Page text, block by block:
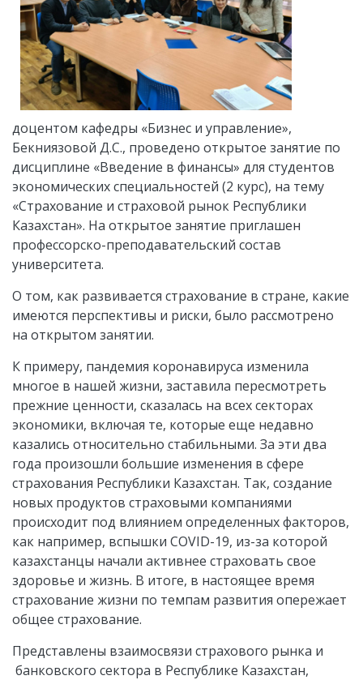
доцентом кафедры «Бизнес и управление»,
Бекниязовой Д.С., проведено открытое занятие по
дисциплине «Введение в финансы» для студентов
экономических специальностей (2 курс), на тему
«Страхование и страховой рынок Республики
Казахстан». На открытое занятие приглашен
профессорско-преподавательский состав
университета.
О том, как развивается страхование в стране, какие
имеются перспективы и риски, было рассмотрено
на открытом занятии.
К примеру, пандемия коронавируса изменила
многое в нашей жизни, заставила пересмотреть
прежние ценности, сказалась на всех секторах
экономики, включая те, которые еще недавно
казались относительно стабильными. За эти два
года произошли большие изменения в сфере
страхования Республики Казахстан. Так, создание
новых продуктов страховыми компаниями
происходит под влиянием определенных факторов,
как например, вспышки COVID-19, из-за которой
казахстанцы начали активнее страховать свое
здоровье и жизнь. В итоге, в настоящее время
страхование жизни по темпам развития опережает
общее страхование.
Представлены взаимосвязи страхового рынка и
банковского сектора в Республике Казахстан,